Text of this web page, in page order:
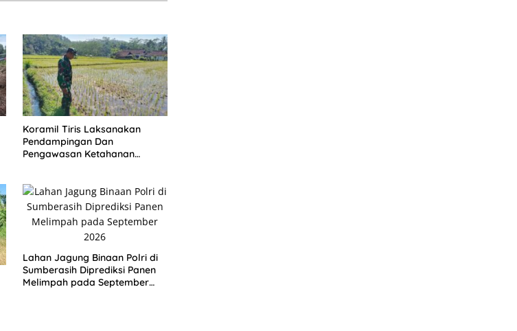
Koramil Tiris Laksanakan
Pendampingan Dan
Pengawasan Ketahanan
Lahan Jagung Binaan Polri di
Sumberasih Diprediksi Panen
Melimpah pada September